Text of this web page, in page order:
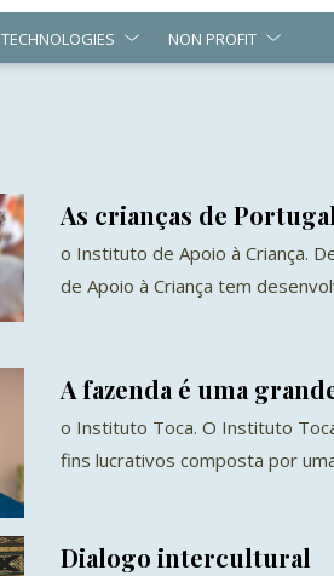
TECHNOLOGIES NON PROFIT
As crianças de Portugal
o Instituto de Apoio à Criança.
de Apoio à Criança tem
A fazenda é uma
o Instituto Toca. O Instituto
fins lucrativos composta por
Dialogo intercultural